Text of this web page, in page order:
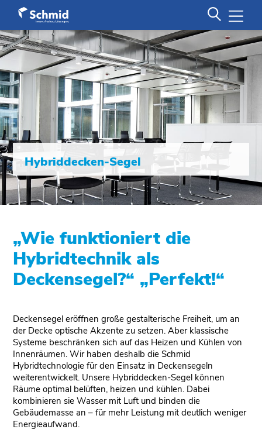
Hybriddecken-Segel
„Wie funktioniert die
Hybridtechnik als
Deckensegel?“ „Perfekt!“
Deckensegel eröffnen große gestalterische Freiheit, um an
der Decke optische Akzente zu setzen. Aber klassische
Systeme beschränken sich auf das Heizen und Kühlen von
Innenräumen. Wir haben deshalb die Schmid
Hybridtechnologie für den Einsatz in Deckensegeln
weiterentwickelt. Unsere Hybriddecken-Segel können
Räume optimal belüften, heizen und kühlen. Dabei
kombinieren sie Wasser mit Luft und binden die
Gebäudemasse an – für mehr Leistung mit deutlich weniger
Energieaufwand.